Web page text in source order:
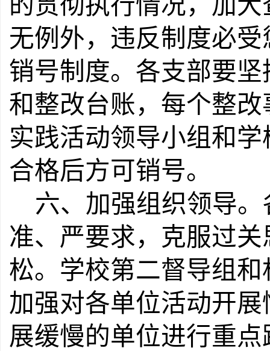
无例外，违反制度必
销号制度。各支部要
和整改台账，每个整
实践活动领导小组和学
合格后方可销号。
六、加强组织领导。
准、严要求，克服过
松。学校第二督导组
加强对各单位活动开
展缓慢的单位进行重